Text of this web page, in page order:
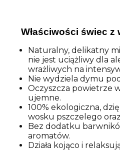
Właściwości świec
Naturalny, delikatny
nie jest uciążliwy dla
wrażliwych na
Nie wydziela dymu
Oczyszcza powietrze
ujemne.
100% ekologiczna,
wosku pszczelego
Bez dodatku
aromatów.
Działa kojąco i